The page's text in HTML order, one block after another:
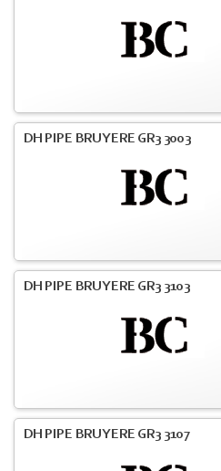
DH PIPE BRUYERE GR3 3003
DH PIPE BRUYERE GR3 3103
DH PIPE BRUYERE GR3 3107